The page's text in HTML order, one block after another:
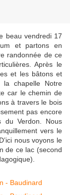
beau vendredi 17
et partons en
randonnée de ce
Après le
et les bâtons et
chapelle Notre
car le chemin de
à travers le bois
pas encore
du Verdon. Nous
vers le
nous voyons le
de ce lac (second